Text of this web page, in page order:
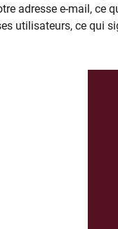
adresse e-mail,
utilisateurs, ce qui